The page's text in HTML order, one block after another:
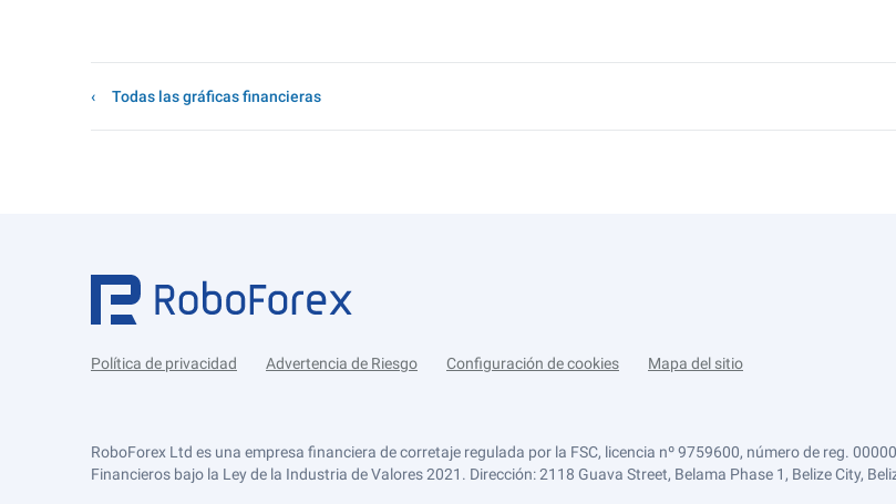
Todas las gráficas financieras
Política de privacidad Advertencia de Riesgo Configuración de cookies Mapa del sitio
RoboForex Ltd es una empresa financiera de corretaje regulada por la FSC, licencia nº 9759600, número de reg.
Financieros bajo la Ley de la Industria de Valores 2021. Dirección: 2118 Guava Street, Belama Phase 1, Belize City,